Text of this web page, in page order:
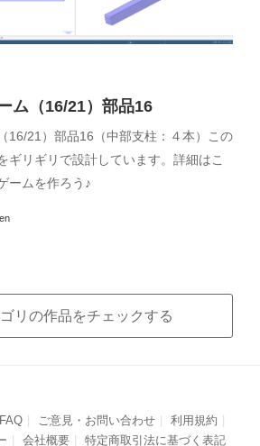
ム（16/21）部品16
16/21）部品16（中部支柱：４本）この
ギリギリで設計しています。詳細はこ
ームを作ろう♪
リの作品をチェックする
FAQ ご意見・お問い合わせ
利用規約
会社概要 特定商取引法に基づく表記